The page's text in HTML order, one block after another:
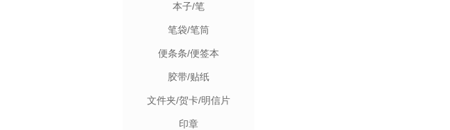
本子/笔
笔袋/笔筒
便条条/便签本
胶带/贴纸
文件夹/贺卡/明信片
印章